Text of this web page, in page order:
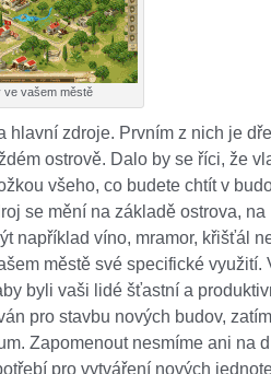
ve vašem městě
hlavní zdroje. Prvním z nich je
ostrově. Dalo by se říci, že
všeho, co budete chtít v
se mění na základě ostrova, na
například víno, mramor, křišťál
městě své specifické využití.
byli vaši lidé šťastní a
pro stavbu nových budov,
Zapomenout nesmíme ani na
pro vytváření nových